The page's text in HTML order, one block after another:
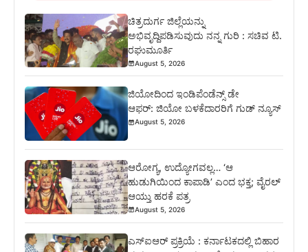
ಚಿತ್ರದುರ್ಗ ಜಿಲ್ಲೆಯನ್ನು
ಅಭಿವೃದ್ದಿಪಡಿಸುವುದು ನನ್ನ ಗುರಿ : ಸಚಿವ ಟಿ.
ರಘುಮೂರ್ತಿ
August 5, 2026
ಜಿಯೋದಿಂದ ಇಂಡಿಪೆಂಡೆನ್ಸ್ ಡೇ
ಆಫರ್: ಜಿಯೋ ಬಳಕೆದಾರರಿಗೆ ಗುಡ್ ನ್ಯೂಸ್
August 5, 2026
ಆರೋಗ್ಯ, ಉದ್ಯೋಗವಲ್ಲ… ‘ಆ
ಹುಡುಗಿಯಿಂದ ಕಾಪಾಡಿ’ ಎಂದ ಭಕ್ತ; ವೈರಲ್
ಆಯ್ತು ಹರಕೆ ಪತ್ರ
August 5, 2026
ಎಸ್‍ಐಆರ್ ಪ್ರಕ್ರಿಯೆ : ಕರ್ನಾಟಕದಲ್ಲಿ ಬಿಹಾರ